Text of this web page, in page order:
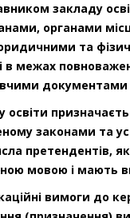
закладу
органами
та
в межах
документами
освіти
законами та
претендентів,
мовою і мають
вимоги до